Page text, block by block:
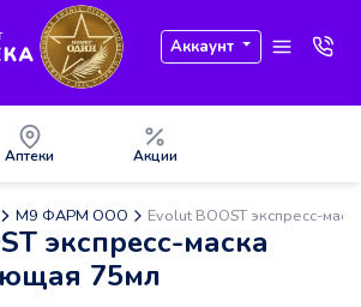
Аккаунт
Аптеки Акции
М9 ФАРМ ООО Evolut BOOST экспресс-
экспресс-маска
75мл